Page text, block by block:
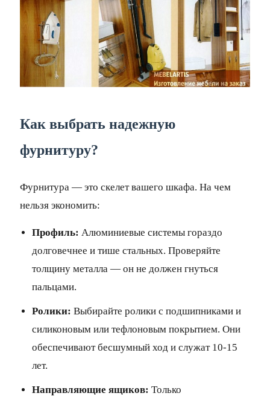
Как выбрать надежную
фурнитуру?
Фурнитура — это скелет вашего шкафа. На чем
нельзя экономить:
Профиль: Алюминиевые системы гораздо
долговечнее и тише стальных. Проверяйте
толщину металла — он не должен гнуться
пальцами.
Ролики: Выбирайте ролики с подшипниками и
силиконовым или тефлоновым покрытием. Они
обеспечивают бесшумный ход и служат 10-15
лет.
Направляющие ящиков: Только